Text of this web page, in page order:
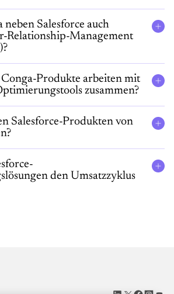
Salesforce auch
Relationship-Management
Produkte arbeiten mit
zusammen?
Salesforce-Produkten von
den Umsatzzyklus